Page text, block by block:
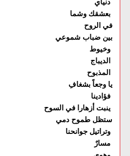
في الروح
بين ضباب شموعي
يا وجعاً بشغافِ
ستظل طموح دمي